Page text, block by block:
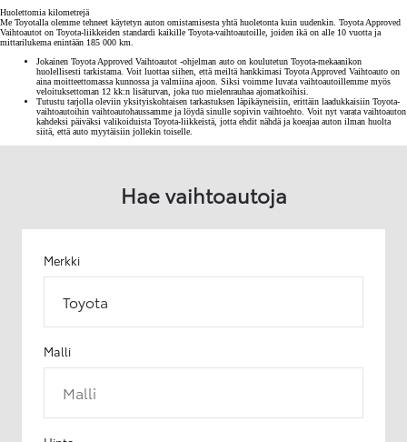
Huolettomia kilometrejä
Me Toyotalla olemme tehneet käytetyn auton omistamisesta yhtä huoletonta kuin uudenkin. Toyota Approved
Vaihtoautot on Toyota-liikkeiden standardi kaikille Toyota-vaihtoautoille, joiden ikä on alle 10 vuotta ja
mittarilukema enintään 185 000 km.
Jokainen Toyota Approved Vaihtoautot -ohjelman auto on koulutetun Toyota-mekaanikon
huolellisesti tarkistama. Voit luottaa siihen, että meiltä hankkimasi Toyota Approved Vaihtoauto on
aina moitteettomassa kunnossa ja valmiina ajoon. Siksi voimme luvata vaihtoautoillemme myös
veloituksettoman 12 kk:n lisäturvan, joka tuo mielenrauhaa ajomatkoihisi.
Tutustu tarjolla oleviin yksityiskohtaisen tarkastuksen läpikäyneisiin, erittäin laadukkaisiin Toyota-
vaihtoautoihin vaihtoautohaussamme ja löydä sinulle sopivin vaihtoehto. Voit nyt varata vaihtoauton
kahdeksi päiväksi valikoiduista Toyota-liikkeistä, jotta ehdit nähdä ja koeajaa auton ilman huolta
siitä, että auto myytäisiin jollekin toiselle.
Hae vaihtoautoja
Merkki
Toyota
Malli
Malli